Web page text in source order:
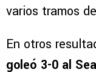
varios tramos
En otros
goleó 3-0 al